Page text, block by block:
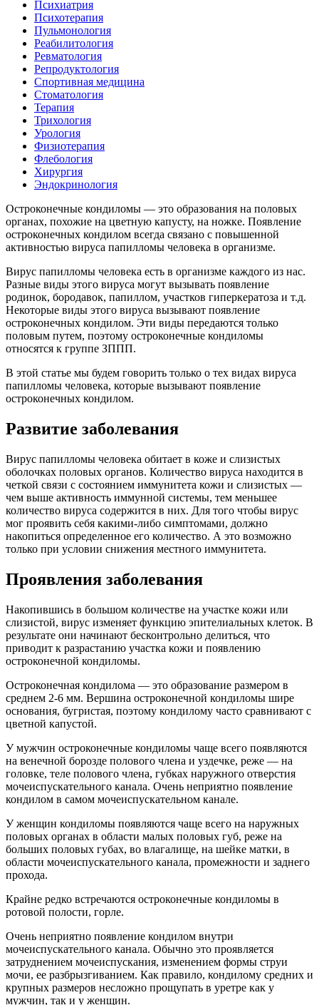
Психиатрия
Психотерапия
Пульмонология
Реабилитология
Ревматология
Репродуктология
Спортивная медицина
Стоматология
Терапия
Трихология
Урология
Физиотерапия
Флебология
Хирургия
Эндокринология
Остроконечные кондиломы — это образования на половых
органах, похожие на цветную капусту, на ножке. Появление
остроконечных кондилом всегда связано с повышенной
активностью вируса папилломы человека в организме.
Вирус папилломы человека есть в организме каждого из нас.
Разные виды этого вируса могут вызывать появление
родинок, бородавок, папиллом, участков гиперкератоза и т.д.
Некоторые виды этого вируса вызывают появление
остроконечных кондилом. Эти виды передаются только
половым путем, поэтому остроконечные кондиломы
относятся к группе ЗППП.
В этой статье мы будем говорить только о тех видах вируса
папилломы человека, которые вызывают появление
остроконечных кондилом.
Развитие заболевания
Вирус папилломы человека обитает в коже и слизистых
оболочках половых органов. Количество вируса находится в
четкой связи с состоянием иммунитета кожи и слизистых —
чем выше активность иммунной системы, тем меньшее
количество вируса содержится в них. Для того чтобы вирус
мог проявить себя какими-либо симптомами, должно
накопиться определенное его количество. А это возможно
только при условии снижения местного иммунитета.
Проявления заболевания
Накопившись в большом количестве на участке кожи или
слизистой, вирус изменяет функцию эпителиальных клеток. В
результате они начинают бесконтрольно делиться, что
приводит к разрастанию участка кожи и появлению
остроконечной кондиломы.
Остроконечная кондилома — это образование размером в
среднем 2-6 мм. Вершина остроконечной кондиломы шире
основания, бугристая, поэтому кондилому часто сравнивают с
цветной капустой.
У мужчин остроконечные кондиломы чаще всего появляются
на венечной борозде полового члена и уздечке, реже — на
головке, теле полового члена, губках наружного отверстия
мочеиспускательного канала. Очень неприятно появление
кондилом в самом мочеиспускательном канале.
У женщин кондиломы появляются чаще всего на наружных
половых органах в области малых половых губ, реже на
больших половых губах, во влагалище, на шейке матки, в
области мочеиспускательного канала, промежности и заднего
прохода.
Крайне редко встречаются остроконечные кондиломы в
ротовой полости, горле.
Очень неприятно появление кондилом внутри
мочеиспускательного канала. Обычно это проявляется
затруднением мочеиспускания, изменением формы струи
мочи, ее разбрызгиванием. Как правило, кондилому средних и
крупных размеров несложно прощупать в уретре как у
мужчин, так и у женщин.